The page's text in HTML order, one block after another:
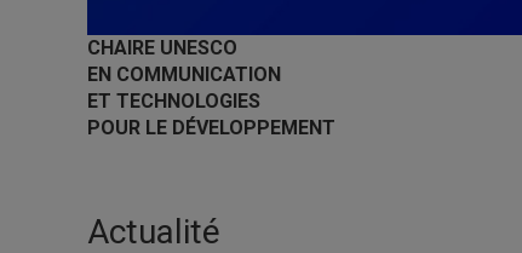
CHAIRE UNESCO
EN COMMUNICATION
ET TECHNOLOGIES
POUR LE DÉVELOPPEMENT
Actualité